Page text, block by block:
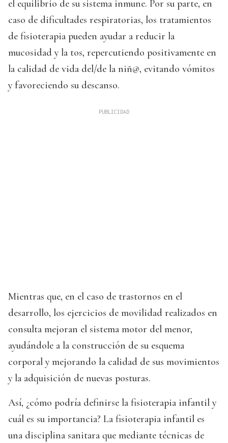
el equilibrio de su sistema inmune. Por su parte, en
caso de dificultades respiratorias, los tratamientos
de fisioterapia pueden ayudar a reducir la
mucosidad y la tos, repercutiendo positivamente en
la calidad de vida del/de la niñ@, evitando vómitos
y favoreciendo su descanso.
Mientras que, en el caso de trastornos en el
desarrollo, los ejercicios de movilidad realizados en
consulta mejoran el sistema motor del menor,
ayudándole a la construcción de su esquema
corporal y mejorando la calidad de sus movimientos
y la adquisición de nuevas posturas.
Así, ¿cómo podría definirse la fisioterapia infantil y
cuál es su importancia? La fisioterapia infantil es
una disciplina sanitara que mediante técnicas de